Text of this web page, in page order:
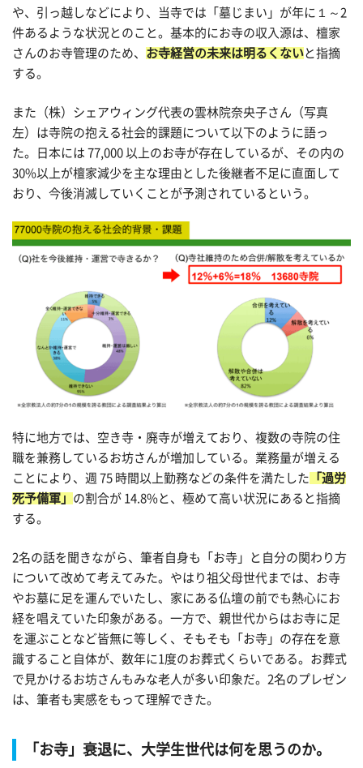
や、引っ越しなどにより、当寺では「墓じまい」が年に１～2
件あるような状況とのこと。基本的にお寺の収入源は、檀家
さんのお寺管理のため、 お寺経営の未来は明るくないと指摘
する。
また（株）シェアウィング代表の雲林院奈央子さん（写真
左）は寺院の抱える社会的課題について以下のように語っ
た。日本には 77,000 以上のお寺が存在しているが、その内の
30%以上が檀家減少を主な理由とした後継者不足に直面して
おり、今後消滅していくことが予測されているという。
特に地方では、空き寺・廃寺が増えており、複数の寺院の住
職を兼務しているお坊さんが増加している。業務量が増える
ことにより、週 75 時間以上勤務などの条件を満たした 「過労
死予備軍」 の割合が 14.8%と、極めて高い状況にあると指摘
する。
2名の話を聞きながら、筆者自身も「お寺」と自分の関わり方
について改めて考えてみた。やはり祖父母世代までは、お寺
やお墓に足を運んでいたし、家にある仏壇の前でも熱心にお
経を唱えていた印象がある。一方で、親世代からはお寺に足
を運ぶことなど皆無に等しく、そもそも「お寺」の存在を意
識すること自体が、数年に1度のお葬式くらいである。お葬式
で見かけるお坊さんもみな老人が多い印象だ。2名のプレゼン
は、筆者も実感をもって理解できた。
「お寺」衰退に、大学生世代は何を思うのか。